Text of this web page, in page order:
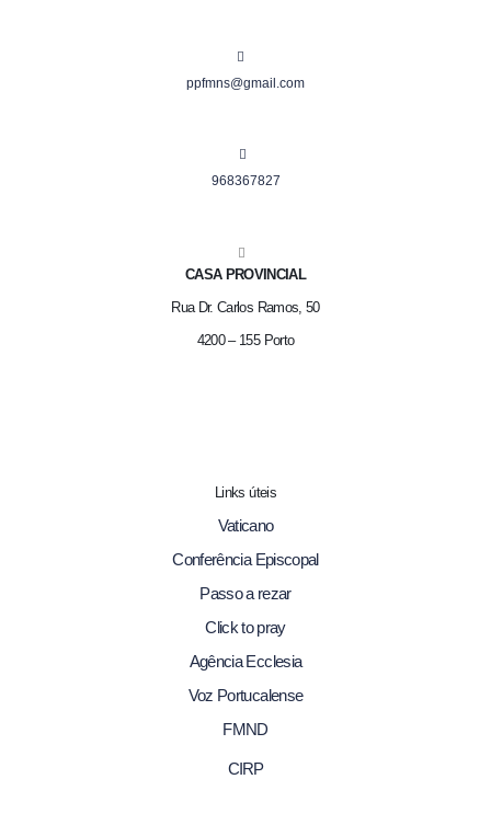
ppfmns@gmail.com
968367827
CASA PROVINCIAL
Rua Dr. Carlos Ramos, 50
4200 – 155 Porto
Links úteis
Vaticano
Conferência Episcopal
Passo a rezar
Click to pray
Agência Ecclesia
Voz Portucalense
FMND
CIRP